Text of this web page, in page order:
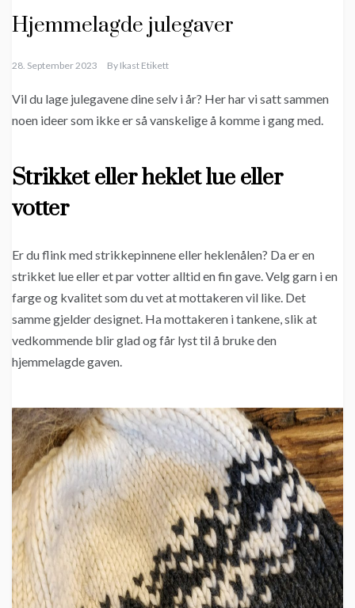
Hjemmelagde julegaver
28. September 2023 By Ikast Etikett
Vil du lage julegavene dine selv i år? Her har vi satt sammen
noen ideer som ikke er så vanskelige å komme i gang med.
Strikket eller heklet lue eller
votter
Er du flink med strikkepinnene eller heklenålen? Da er en
strikket lue eller et par votter alltid en fin gave. Velg garn i en
farge og kvalitet som du vet at mottakeren vil like. Det
samme gjelder designet. Ha mottakeren i tankene, slik at
vedkommende blir glad og får lyst til å bruke den
hjemmelagde gaven.